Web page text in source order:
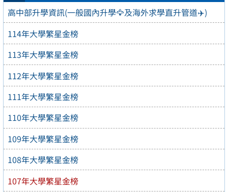
高中部升學資訊(一般國內升學🦅及海外求學直升管道✈️)
114年大學繁星金榜
113年大學繁星金榜
112年大學繁星金榜
111年大學繁星金榜
110年大學繁星金榜
109年大學繁星金榜
108年大學繁星金榜
107年大學繁星金榜